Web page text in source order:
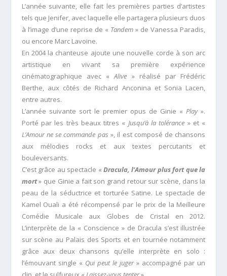
L’année suivante, elle fait les premières parties d’artistes
tels que Jenifer, avec laquelle elle partagera plusieurs duos
à l’image d’une reprise de « Tandem » de Vanessa Paradis,
ou encore Marc Lavoine.
En 2004 la chanteuse ajoute une nouvelle corde à son arc
artistique en vivant sa première expérience
cinématographique avec «Alive » réalisé par Frédéric
Berthe, aux côtés de Richard Anconina et Sonia Lacen,
entre autres.
L’année suivante sort le premier opus de Ginie «Play».
Porté par les très beaux titres « Jusqu’à la tolérance » et «
L’Amour ne se commande pas », il est composé de chansons
aux mélodies rocks et aux textes percutants et
bouleversants.
C’est grâce au spectacle « Dracula, l’Amour plus fort que la
mort» que Ginie a fait son grand retour sur scène, dans la
peau de la séductrice et torturée Satine. Le spectacle de
Kamel Ouali a été récompensé par le prix de la Meilleure
Comédie Musicale aux Globes de Cristal en 2012.
L’interprète de la « Conscience » de Dracula s’est illustrée
sur scène au Palais des Sports et en tournée notamment
grâce aux deux chansons qu’elle interprète en solo :
l’émouvant single « Qui peut le juger» accompagné par un